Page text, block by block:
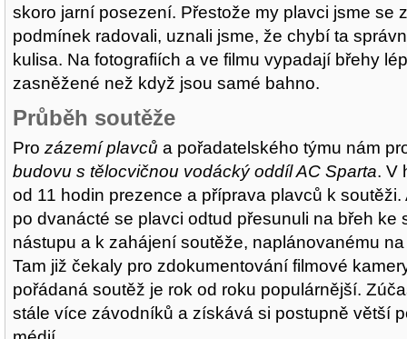
skoro jarní posezení. Přestože my plavci jsme se
podmínek radovali, uznali jsme, že chybí ta
kulisa. Na fotografiích a ve filmu vypadají břehy
zasněžené než když jsou samé bahno.
Průběh soutěže
Pro zázemí plavců a pořadatelského týmu nám
budovu s tělocvičnou vodácký oddíl AC Sparta. V
od 11 hodin prezence a příprava plavců k soutěži.
po dvanácté se plavci odtud přesunuli na břeh ke
nástupu a k zahájení soutěže, naplánovanému
Tam již čekaly pro zdokumentování filmové
pořádaná soutěž je rok od roku populárnější.
stále více závodníků a získává si postupně větší